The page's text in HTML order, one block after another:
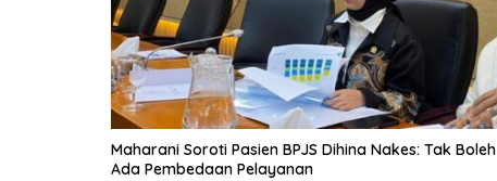
Maharani Soroti Pasien BPJS Dihina Nakes: Tak Boleh
Ada Pembedaan Pelayanan